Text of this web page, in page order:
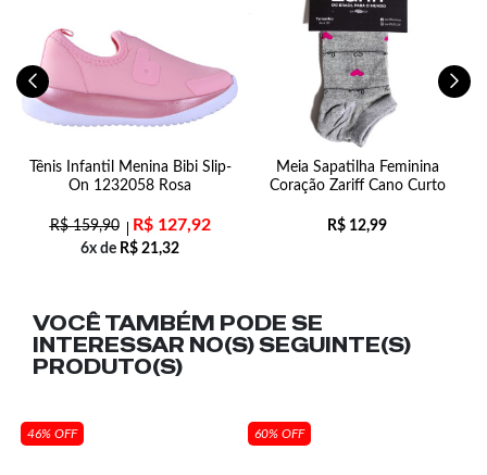
Tênis Infantil Menina Bibi Slip-
On 1232058 Rosa
R$159,90 R$127,92
6x de R$ 21,32
Meia Sapatilha Feminina
Coração Zariff Cano Curto
R$ 12,99
VOCÊ TAMBÉM PODE SE
INTERESSAR NO(S) SEGUINTE(S)
PRODUTO(S)
46% OFF 60% OFF